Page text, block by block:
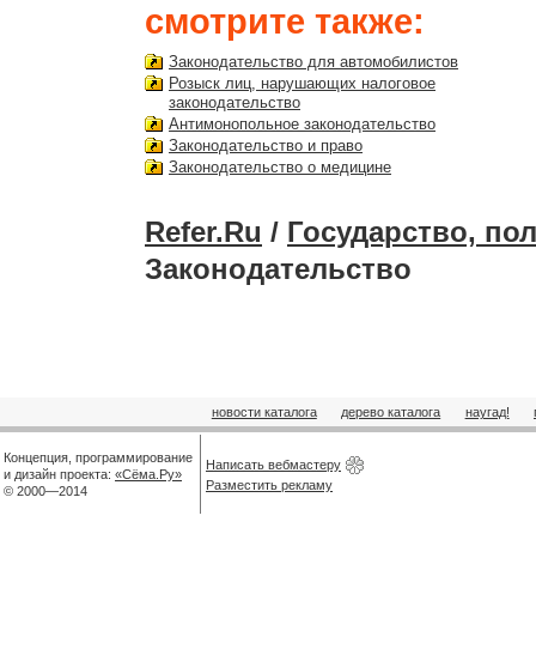
смотрите также:
Законодательство для автомобилистов
Розыск лиц, нарушающих налоговое
законодательство
Антимонопольное законодательство
Законодательство и право
Законодательство о медицине
Refer.Ru / Государство,
Законодательство
новости каталога дерево каталога наугад!
Концепция, программирование
и дизайн проекта: «Сёма.Ру»
© 2000—2014
Написать вебмастеру
Разместить рекламу